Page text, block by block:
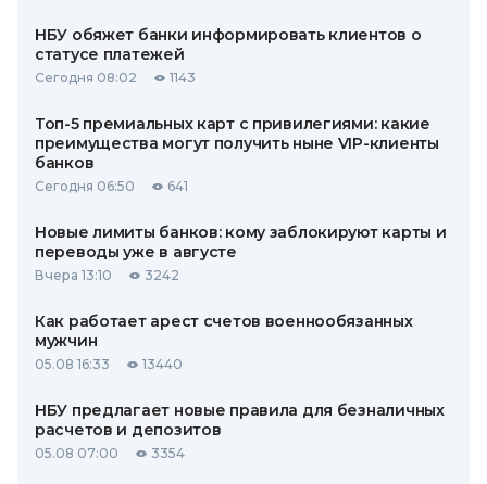
НБУ обяжет банки информировать клиентов о
статусе платежей
Сегодня 08:02 1143
Топ-5 премиальных карт с привилегиями: какие
преимущества могут получить ныне VIP-клиенты
банков
Сегодня 06:50 641
Новые лимиты банков: кому заблокируют карты и
переводы уже в августе
Вчера 13:10 3242
Как работает арест счетов военнообязанных
мужчин
05.08 16:33 13440
НБУ предлагает новые правила для безналичных
расчетов и депозитов
05.08 07:00 3354